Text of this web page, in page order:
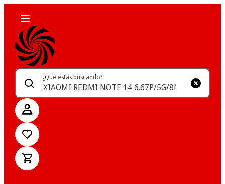
¿Qué estás buscando?